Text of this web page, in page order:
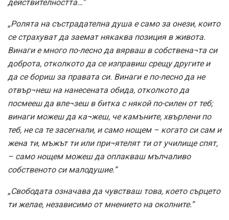
действителността…”
„Ролята на състрадателна душа е само за онези, които
се страхуват да заемат някаква позиция в живота.
Винаги е много по-лесно да вярваш в собствена¬та си
доброта, отколкото да се изправиш срещу другите и
да се бориш за правата си. Винаги е по-лесно да не
отвър¬неш на нанесената обида, отколкото да
посмееш да вле¬зеш в битка с някой по-силен от теб;
винаги можеш да ка¬жеш, че камъните, хвърлени по
теб, не са те засегнали, и само нощем – когато си сам и
жена ти, мъжът ти или при¬ятелят ти от училище спят,
– само нощем можеш да оплакваш мълчаливо
собственото си малодушие.”
„Свободата означава да чувстваш това, което сърцето
ти желае, независимо от мнението на околните.”